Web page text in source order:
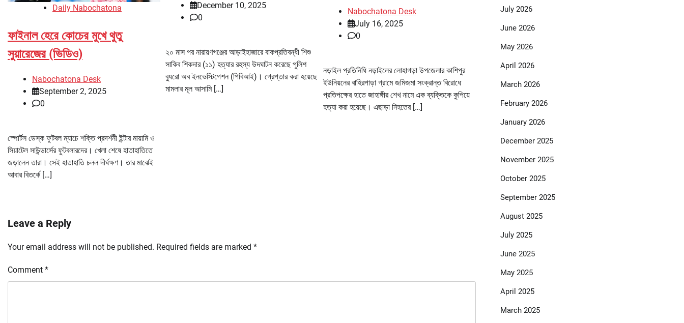
Daily Nabochatona
ফাইনাল হেরে কোচের মুখে থুতু
সুয়ারেজের (ভিডিও)
Nabochatona Desk
September 2, 2025
0
স্পোর্টস ডেস্ক ফুটবল ম্যাচে শক্তি প্রদর্শনী ইন্টার মায়ামি ও
সিয়াটেল সাউন্ডার্সের ফুটবলারদের। খেলা শেষে হাতাহাতিতে
জড়ালেন তারা। সেই হাতাহাতি চলল দীর্ঘক্ষণ। তার মাঝেই
আবার বিতর্কে […]
December 10, 2025
0
২০ মাস পর নারায়ণগঞ্জের আড়াইহাজারে বাকপ্রতিবন্ধী শিশু
সাকিব শিকদার (১১) হত্যার রহস্য উদঘাটন করেছে পুলিশ
ব্যুরো অব ইনভেস্টিগেশন (পিবিআই)। গ্রেপ্তার করা হয়েছে
মামলার মূল আসামি […]
Nabochatona Desk
July 16, 2025
0
নড়াইল প্রতিনিধি নড়াইলের লোহাগড়া উপজেলার কাশিপুর
ইউনিয়নের বাহিরপাড়া গ্রামে জমিজমা সংক্রান্ত বিরোধে
প্রতিপক্ষের হাতে জাহাঙ্গীর শেখ নামে এক ব্যক্তিকে কুপিয়ে
হত্যা করা হয়েছে। এছাড়া নিহতের […]
Leave a Reply
Your email address will not be published. Required fields are marked *
Comment *
July 2026
June 2026
May 2026
April 2026
March 2026
February 2026
January 2026
December 2025
November 2025
October 2025
September 2025
August 2025
July 2025
June 2025
May 2025
April 2025
March 2025